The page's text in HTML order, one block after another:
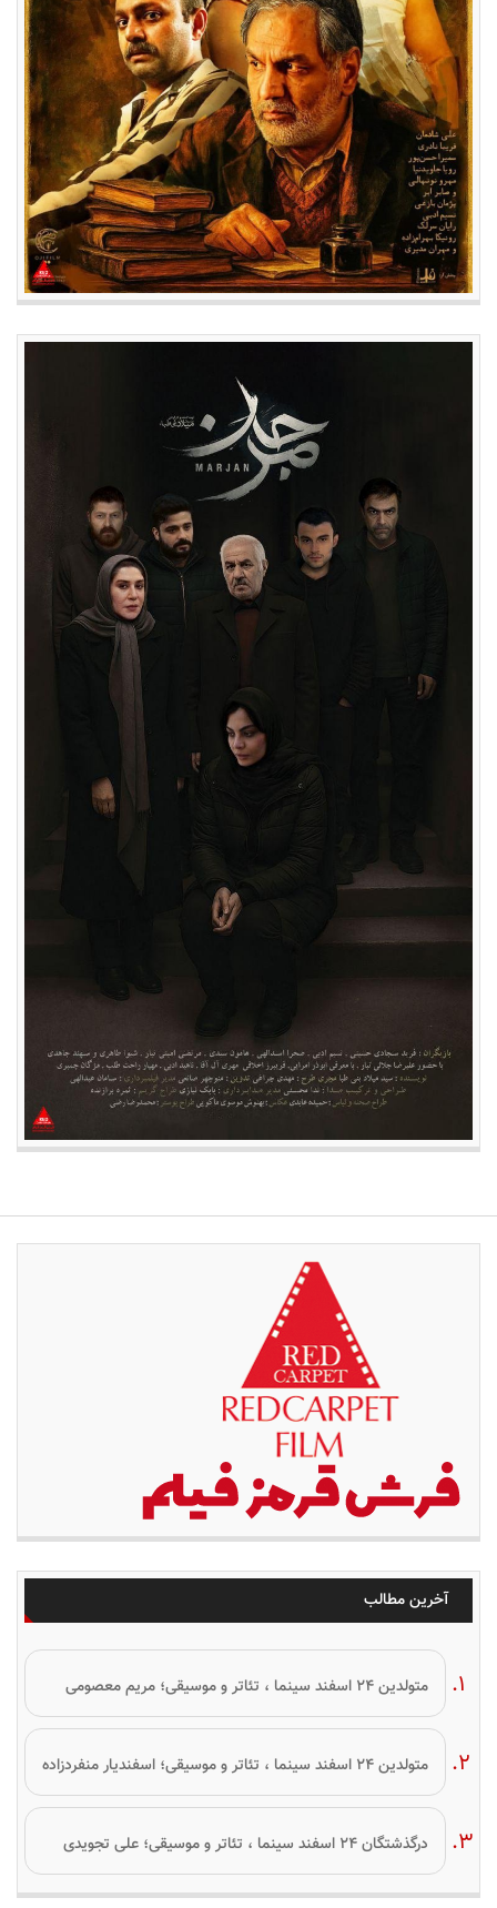
آخرین مطالب
متولدین ۲۴ اسفند سینما ، تئاتر و موسیقی؛ مریم معصومی
متولدین ۲۴ اسفند سینما ، تئاتر و موسیقی؛ اسفندیار منفردزاده
درگذشتگان ۲۴ اسفند سینما ، تئاتر و موسیقی؛ علی تجویدی